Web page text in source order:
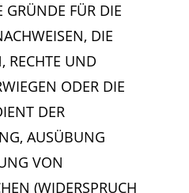
GRÜNDE FÜR DIE
DIE
RECHTE UND
ODER DIE
DER
AUSÜBUNG
VON
(WIDERSPRUCH